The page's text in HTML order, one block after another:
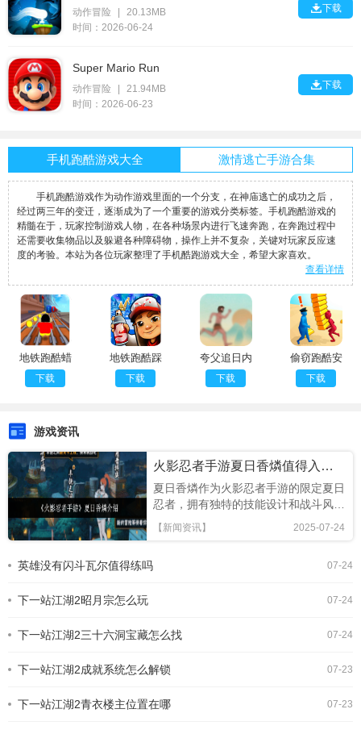
动作冒险 |
20.13MB
时间：2026-06-24
下载
Super Mario Run
动作冒险 |
21.94MB
时间：2026-06-23
下载
手机跑酷游戏大全 激情逃亡手游合集
手机跑酷游戏作为动作游戏里面的一个分支，在神庙逃亡的成功之后，
经过两三年的变迁，逐渐成为了一个重要的游戏分类标签。手机跑酷游戏的
精髓在于，玩家控制游戏人物，在各种场景内进行飞速奔跑，在奔跑过程中
还需要收集物品以及躲避各种障碍物，操作上并不复杂，关键对玩家反应速
度的考验。本站为各位玩家整理了手机酷跑游戏大全，希望大家喜欢。
查看详情
地铁跑酷蜡
笔小新版
下载
地铁跑酷踩
雪版本
下载
夸父追日内
置菜单
下载
偷窃跑酷安
卓版
下载
游戏资讯
火影忍者手游夏日香燐值得入手吗
夏日香燐作为火影忍者手游的限定夏日
忍者，拥有独特的技能设计和战斗风
格，本文将从技能解析、连招技巧及竞
技场表现全面评估，助你判断是否值得
基础攻击方面，夏日香燐的普攻为五段
主，具备良好的起手能力，第三段下劈
段持续输出中，锁链从地面穿出进行终
中效果。需要注意的是，最后一段
2025-07-24
【新闻资讯】
07-24
英雄没有闪斗瓦尔值得练吗
07-24
下一站江湖2昭月宗怎么玩
07-24
下一站江湖2三十六洞宝藏怎么找
07-23
下一站江湖2成就系统怎么解锁
07-23
下一站江湖2青衣楼主位置在哪